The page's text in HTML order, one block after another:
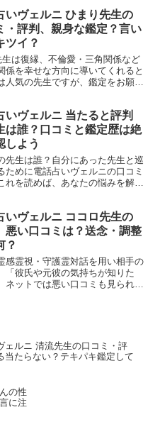
いヴェルニ ひまり先生の
・評判、親身な鑑定？言い
ツイ？
は復縁、不倫愛・三角関係など
を幸せな方向に導いてくれると
気の先生ですが、鑑定をお願い
できますよ。
いヴェルニ 当たると評判
は誰？口コミと鑑定歴は絶
しよう
先生は誰？自分にあった先生と巡
ために電話占いヴェルニの口コミ
れを読めば、あなたの悩みを解決
いヴェルニ ココロ先生の
悪い口コミは？送念・調整
？
感霊視・守護霊対話を用い相手の
「彼氏や元彼の気持ちが知りた
ットでは悪い口コミも見られま
ェルニ 清流先生の口コミ・評
当たらない？テキパキ鑑定して
の性
に注